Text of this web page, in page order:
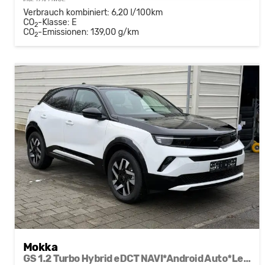
Verbrauch kombiniert: 6,20 l/100km
CO2-Klasse: E
CO2-Emissionen: 139,00 g/km
Mokka
GS 1.2 Turbo Hybrid eDCT NAVI*Android Auto*Leder*Keyless*Matrix*SHZ*Kamera*Klimaauto*LED*